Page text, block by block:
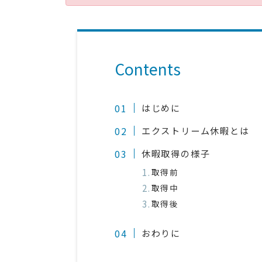
Contents
はじめに
エクストリーム休暇とは
休暇取得の様子
取得前
取得中
取得後
おわりに